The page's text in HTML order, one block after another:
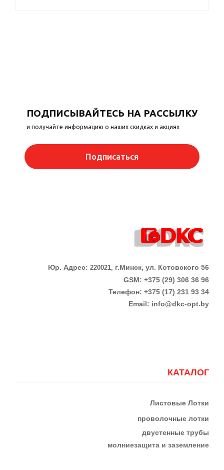
ПОДПИСЫВАЙТЕСЬ НА РАССЫЛКУ
и получайте информацию о наших скидках и акциях
Подписаться
Юр. Адрес: 220021, г.Минск, ул. Котовского 56
GSM: +375 (29) 306 36 96
Телефон: +375 (17) 231 93 34
Email: info@dkc-opt.by
КАТАЛОГ
Листовые Лотки
проволочные лотки
двустенные трубы
молниезащита и заземление